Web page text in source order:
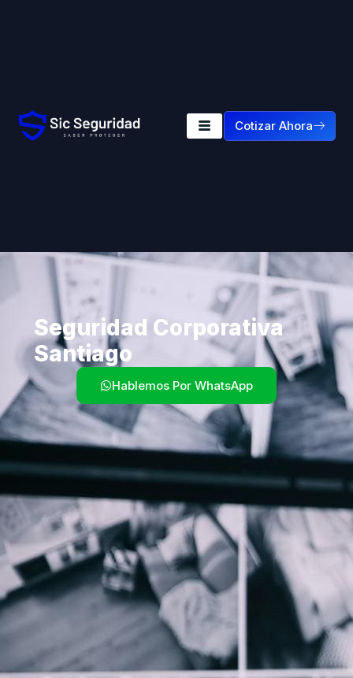
Cotizar Ahora
Seguridad Corporativa
Santiago
Hablemos Por WhatsApp